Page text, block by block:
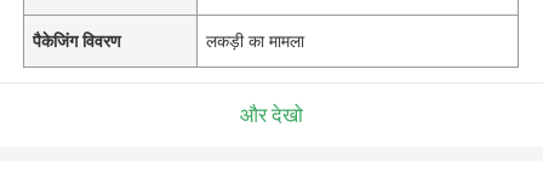
पैकेजिंग विवरण लकड़ी का मामला
और देखो